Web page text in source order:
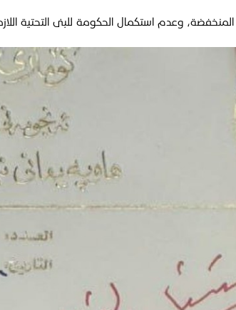
وعدم استكمال الحكومة للبنى التحتية